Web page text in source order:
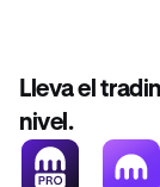
Lleva el
nivel.